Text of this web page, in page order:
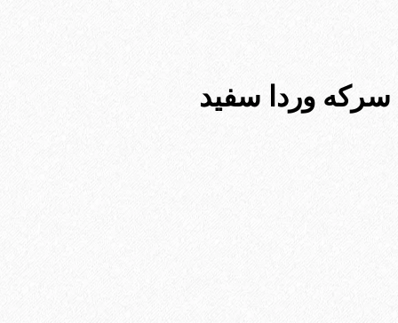
سرکه وردا سفید